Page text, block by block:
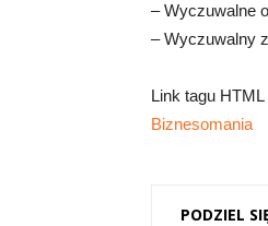
– Wyczuwalne
– Wyczuwalny
Link tagu HTML
Biznesomania
PODZIEL